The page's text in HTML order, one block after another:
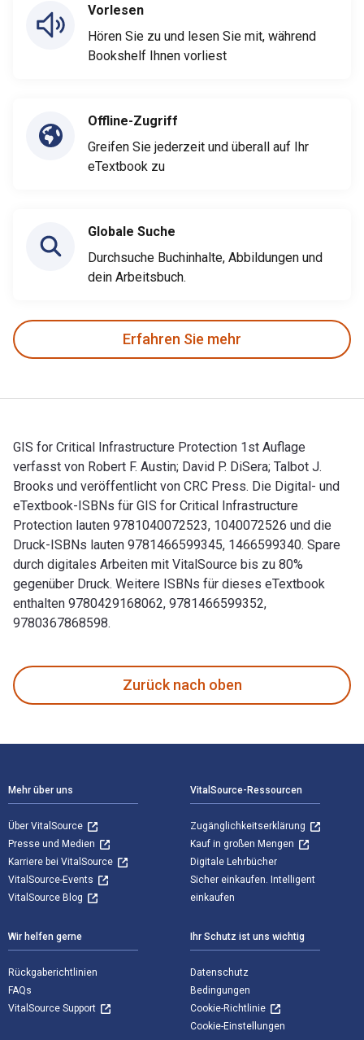
Vorlesen
Hören Sie zu und lesen Sie mit, während
Bookshelf Ihnen vorliest
Offline-Zugriff
Greifen Sie jederzeit und überall auf Ihr
eTextbook zu
Globale Suche
Durchsuche Buchinhalte, Abbildungen und
dein Arbeitsbuch.
Erfahren Sie mehr
GIS for Critical Infrastructure Protection 1st Auflage
verfasst von Robert F. Austin; David P. DiSera; Talbot J.
Brooks und veröffentlicht von CRC Press. Die Digital- und
eTextbook-ISBNs für GIS for Critical Infrastructure
Protection lauten 9781040072523, 1040072526 und die
Druck-ISBNs lauten 9781466599345, 1466599340. Spare
durch digitales Arbeiten mit VitalSource bis zu 80%
gegenüber Druck. Weitere ISBNs für dieses eTextbook
enthalten 9780429168062, 9781466599352,
9780367868598.
Zurück nach oben
Mehr über uns
Über VitalSource
Presse und Medien
Karriere bei VitalSource
VitalSource-Events
VitalSource Blog
VitalSource-Ressourcen
Zugänglichkeitserklärung
Kauf in großen Mengen
Digitale Lehrbücher
Sicher einkaufen. Intelligent
einkaufen
Wir helfen gerne
Rückgaberichtlinien
FAQs
VitalSource Support
Ihr Schutz ist uns wichtig
Datenschutz
Bedingungen
Cookie-Richtlinie
Cookie-Einstellungen